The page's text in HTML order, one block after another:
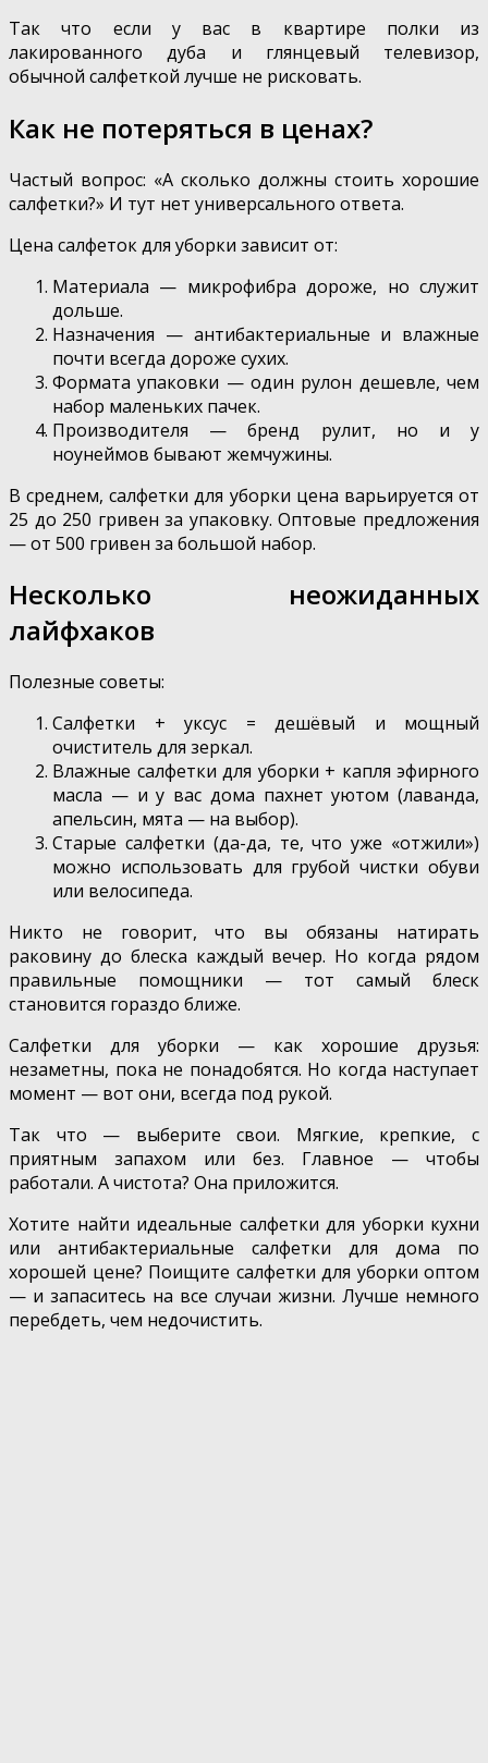
Так что если у вас в квартире полки из
лакированного дуба и глянцевый телевизор,
обычной салфеткой лучше не рисковать.
Как не потеряться в ценах?
Частый вопрос: «А сколько должны стоить хорошие
салфетки?» И тут нет универсального ответа.
Цена салфеток для уборки зависит от:
Материала — микрофибра дороже, но служит
дольше.
Назначения — антибактериальные и влажные
почти всегда дороже сухих.
Формата упаковки — один рулон дешевле, чем
набор маленьких пачек.
Производителя — бренд рулит, но и у
ноунеймов бывают жемчужины.
В среднем, салфетки для уборки цена варьируется от
25 до 250 гривен за упаковку. Оптовые предложения
— от 500 гривен за большой набор.
Несколько неожиданных
лайфхаков
Полезные советы:
Салфетки + уксус = дешёвый и мощный
очиститель для зеркал.
Влажные салфетки для уборки + капля эфирного
масла — и у вас дома пахнет уютом (лаванда,
апельсин, мята — на выбор).
Старые салфетки (да-да, те, что уже «отжили»)
можно использовать для грубой чистки обуви
или велосипеда.
Никто не говорит, что вы обязаны натирать
раковину до блеска каждый вечер. Но когда рядом
правильные помощники — тот самый блеск
становится гораздо ближе.
Салфетки для уборки — как хорошие друзья:
незаметны, пока не понадобятся. Но когда наступает
момент — вот они, всегда под рукой.
Так что — выберите свои. Мягкие, крепкие, с
приятным запахом или без. Главное — чтобы
работали. А чистота? Она приложится.
Хотите найти идеальные салфетки для уборки кухни
или антибактериальные салфетки для дома по
хорошей цене? Поищите салфетки для уборки оптом
— и запаситесь на все случаи жизни. Лучше немного
перебдеть, чем недочистить.